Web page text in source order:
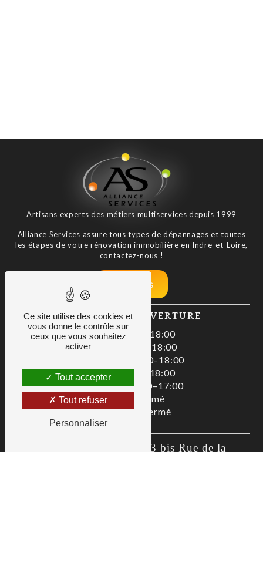
Artisans experts des métiers multiservices depuis 1999
Alliance Services assure tous types de dépannages et toutes
les étapes de votre rénovation immobilière en Indre-et-Loire,
contactez-nous !
Nos tarifs
HORAIRES D'OUVERTURE
Lundi : 08:00–18:00
Mardi : 08:00–18:00
Mercredi : 08:00–18:00
Jeudi : 08:00–18:00
Vendredi : 08:00–17:00
Samedi : Fermé
Dimanche : Fermé
Zac De La Liodière, 3 bis Rue de la
Ce site utilise des cookies et
vous donne le contrôle sur
ceux que vous souhaitez
activer
Tout accepter
Tout refuser
Personnaliser